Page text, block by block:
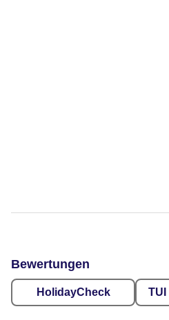
Bewertungen
HolidayCheck TUI